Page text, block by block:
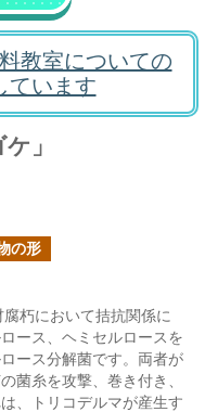
教室についての
ています
」
の形
朽において拮抗関係に
ース、ヘミセルロースを
ース分解菌です。両者が
菌糸を攻撃、巻き付き、
、トリコデルマが産生す